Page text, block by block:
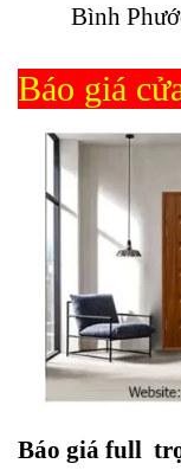
Bình
Báo giá
Báo giá full